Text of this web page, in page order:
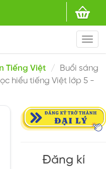
Tiếng Việt
Buổi sáng
hiểu tiếng Việt lớp 5 -
Đăng kí